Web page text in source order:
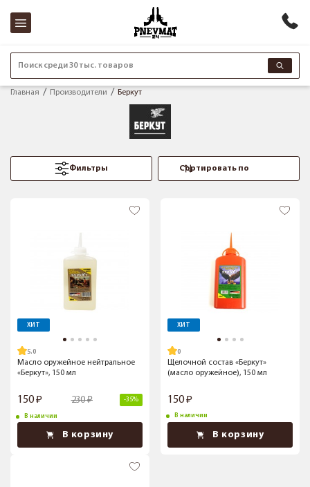
Поиск среди 30 тыс. товаров
Главная Производители Беркут
Фильтры
ХИТ
5.0
Масло оружейное нейтральное
«Беркут», 150 мл
150 230 -35%
В наличии
В корзину
ХИТ
Щелочной состав «Беркут»
(масло оружейное), 150 мл
150
В наличии
В корзину